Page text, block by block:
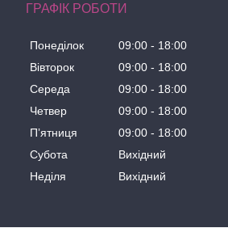
ГРАФІК РОБОТИ
Понеділок 09:00
18:00
Вівторок
09:00
18:00
Середа
09:00
18:00
Четвер
09:00
18:00
Пʼятниця
09:00
18:00
Субота
Вихідний
Неділя
Вихідний